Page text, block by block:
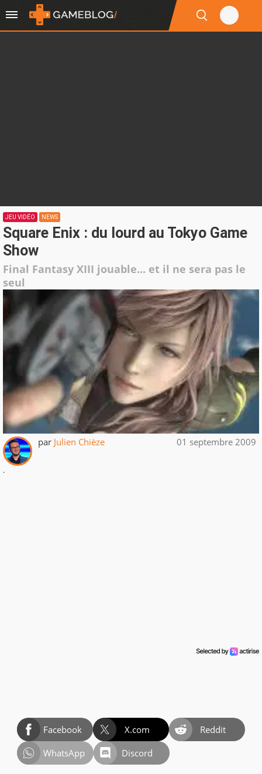
JEU VIDÉO NEWS
Square Enix : du lourd au Tokyo Game
Show
Final Fantasy XIII jouable... et il ne sera pas le
seul
par Julien Chièze 01 septembre 2009
.
Facebook X.com
Reddit
WhatsApp
Discord